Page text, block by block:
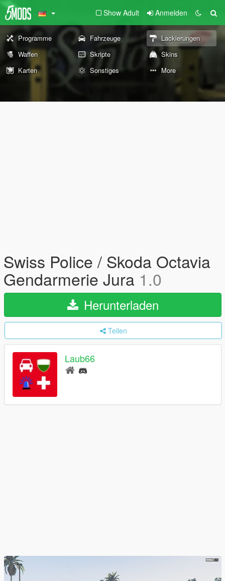
Show Adult Anmelden
Programme Fahrzeuge
Lackierungen
Waffen
Skripte
Skins
Karten
Sonstiges More
Swiss Police / Skoda Octavia
Gendarmerie Jura 1.0
Herunterladen
Teilen
Laub66